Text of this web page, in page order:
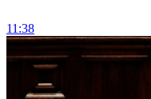
11:38